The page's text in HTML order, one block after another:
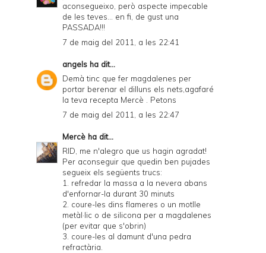
aconsegueixo, però aspecte impecable
de les teves... en fi, de gust una
PASSADA!!!
7 de maig del 2011, a les 22:41
angels ha dit...
Demà tinc que fer magdalenes per
portar berenar el dilluns els nets,agafaré
la teva recepta Mercè . Petons
7 de maig del 2011, a les 22:47
Mercè ha dit...
RID, me n'alegro que us hagin agradat!
Per aconseguir que quedin ben pujades
segueix els següents trucs:
1. refredar la massa a la nevera abans
d'enfornar-la durant 30 minuts
2. coure-les dins flameres o un motlle
metàl·lic o de silicona per a magdalenes
(per evitar que s'obrin)
3. coure-les al damunt d'una pedra
refractària.